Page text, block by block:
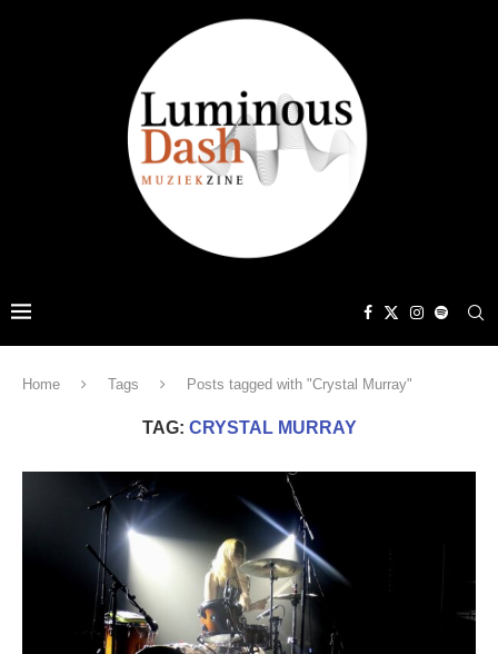
Home Tags Posts tagged with "Crystal Murray"
TAG: CRYSTAL MURRAY